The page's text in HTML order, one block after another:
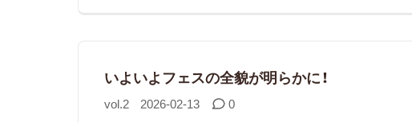
いよいよフェスの全貌が明らかに！
vol.2 2026-02-13 0